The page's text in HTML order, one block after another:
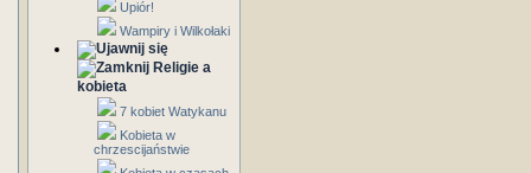
Upiór!
Wampiry i Wilkołaki
Religie a
kobieta
7 kobiet Watykanu
Kobieta w
chrzescijaństwie